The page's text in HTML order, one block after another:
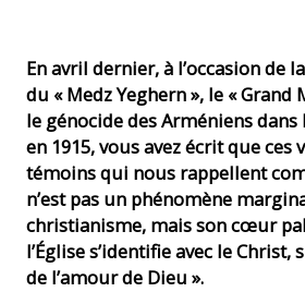
En avril dernier, à l’occasion de
du « Medz Yeghern », le «
le génocide des Arméniens
en 1915, vous avez écrit que ces
témoins qui nous rappellent
n’est pas un phénomène
christianisme, mais son cœur
l’Église s’identifie avec le
de l’amour de Dieu ».